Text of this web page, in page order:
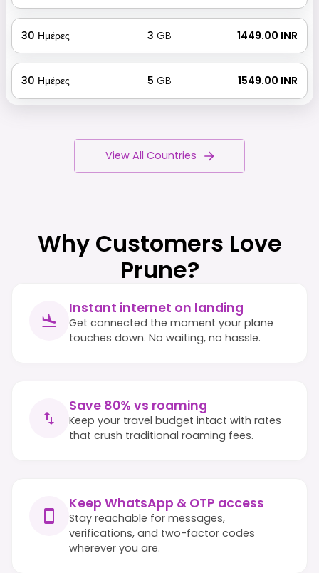
30 Ημέρες 3 GB ₹ 1449.00 INR
30 Ημέρες 5 GB ₹ 1549.00 INR
View All Countries
Why Customers Love
Prune?
Instant internet on landing
Get connected the moment your plane
touches down. No waiting, no hassle.
Save 80% vs roaming
Keep your travel budget intact with rates
that crush traditional roaming fees.
Keep WhatsApp & OTP access
Stay reachable for messages,
verifications, and two-factor codes
wherever you are.